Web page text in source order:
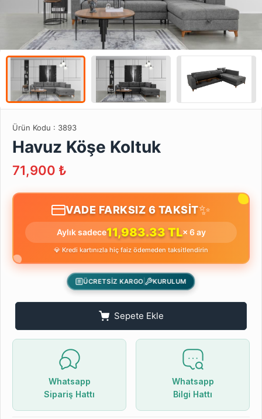
Ürün Kodu : 3893
Havuz Köşe Koltuk
71,900 ₺
VADE FARKSIZ 6 TAKSİT✨
Aylık sadece11,983.33 TL× 6 ay
💎 Kredi kartınızla hiç faiz ödemeden taksitlendirin
ÜCRETSİZ KARGO KURULUM
Sepete Ekle
Whatsapp
Sipariş Hattı
Whatsapp
Bilgi Hattı